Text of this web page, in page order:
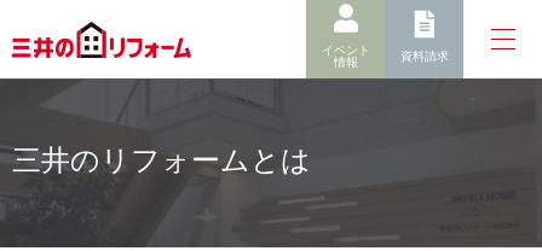
イベント
情報
資料請求
三井のリフォームとは